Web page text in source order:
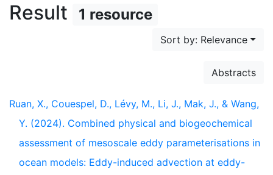
Result 1 resource
Sort by: Relevance
Abstracts
Ruan, X., Couespel, D., Lévy, M., Li, J., Mak, J., & Wang,
Y. (2024). Combined physical and biogeochemical
assessment of mesoscale eddy parameterisations in
ocean models: Eddy-induced advection at eddy-